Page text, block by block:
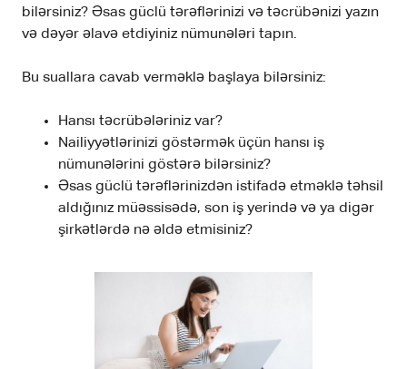
bilərsiniz? Əsas güclü tərəflərinizi və təcrübənizi yazın
və dəyər əlavə etdiyiniz nümunələri tapın.
Bu suallara cavab verməklə başlaya bilərsiniz:
Hansı təcrübələriniz var?
Nailiyyətlərinizi göstərmək üçün hansı iş
nümunələrini göstərə bilərsiniz?
Əsas güclü tərəflərinizdən istifadə etməklə təhsil
aldığınız müəssisədə, son iş yerində və ya digər
şirkətlərdə nə əldə etmisiniz?